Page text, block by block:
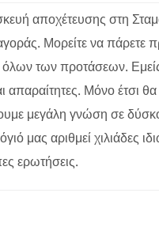
αποχέτευσης στη
Μορείτε να πάρετε
όλων των προτάσεων.
απαραίτητες. Μόνο έτσι
μεγάλη γνώση σε
μας αριθμεί χιλιάδες
ερωτήσεις.